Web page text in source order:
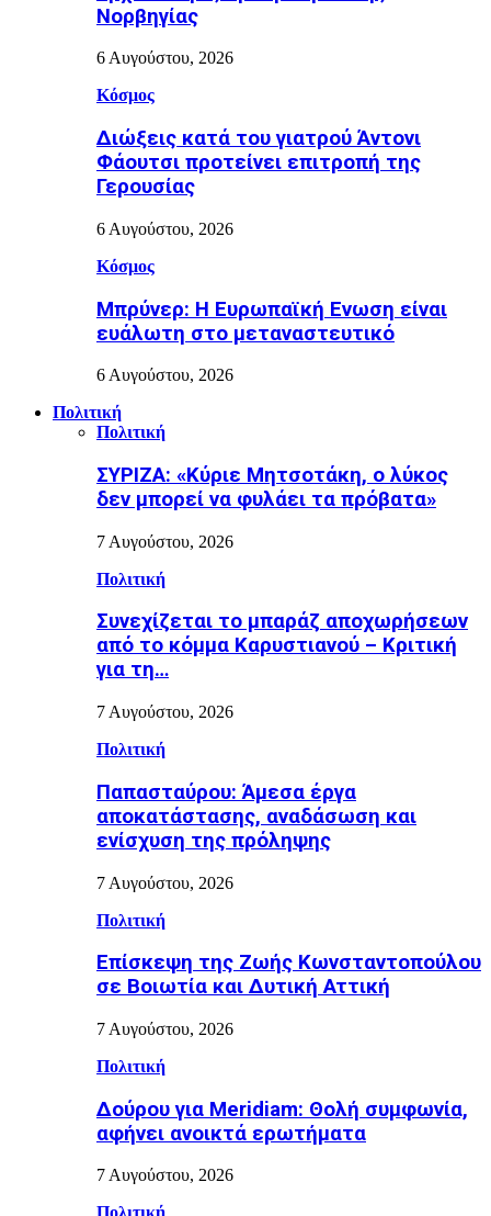
Νορβηγίας
6 Αυγούστου, 2026
Κόσμος
Διώξεις κατά του γιατρού Άντονι
Φάουτσι προτείνει επιτροπή της
Γερουσίας
6 Αυγούστου, 2026
Κόσμος
Μπρύνερ: Η Ευρωπαϊκή Ενωση είναι
ευάλωτη στο μεταναστευτικό
6 Αυγούστου, 2026
Πολιτική
Πολιτική
ΣΥΡΙΖΑ: «Κύριε Μητσοτάκη, ο λύκος
δεν μπορεί να φυλάει τα πρόβατα»
7 Αυγούστου, 2026
Πολιτική
Συνεχίζεται το μπαράζ αποχωρήσεων
από το κόμμα Καρυστιανού – Κριτική
για τη…
7 Αυγούστου, 2026
Πολιτική
Παπασταύρου: Άμεσα έργα
αποκατάστασης, αναδάσωση και
ενίσχυση της πρόληψης
7 Αυγούστου, 2026
Πολιτική
Επίσκεψη της Ζωής Κωνσταντοπούλου
σε Βοιωτία και Δυτική Αττική
7 Αυγούστου, 2026
Πολιτική
Δούρου για Meridiam: Θολή συμφωνία,
αφήνει ανοικτά ερωτήματα
7 Αυγούστου, 2026